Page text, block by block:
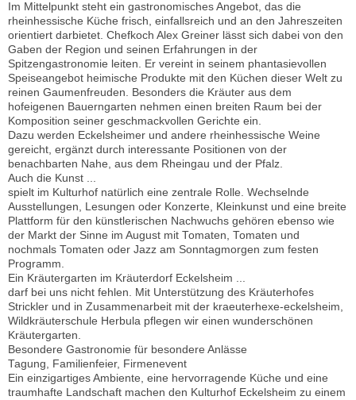
Im Mittelpunkt steht ein gastronomisches Angebot, das die
rheinhessische Küche frisch, einfallsreich und an den Jahreszeiten
orientiert darbietet. Chefkoch Alex Greiner lässt sich dabei von den
Gaben der Region und seinen Erfahrungen in der
Spitzengastronomie leiten. Er vereint in seinem phantasievollen
Speiseangebot heimische Produkte mit den Küchen dieser Welt zu
reinen Gaumenfreuden. Besonders die Kräuter aus dem
hofeigenen Bauerngarten nehmen einen breiten Raum bei der
Komposition seiner geschmackvollen Gerichte ein.
Dazu werden Eckelsheimer und andere rheinhessische Weine
gereicht, ergänzt durch interessante Positionen von der
benachbarten Nahe, aus dem Rheingau und der Pfalz.
Auch die Kunst ...
spielt im Kulturhof natürlich eine zentrale Rolle. Wechselnde
Ausstellungen, Lesungen oder Konzerte, Kleinkunst und eine breite
Plattform für den künstlerischen Nachwuchs gehören ebenso wie
der Markt der Sinne im August mit Tomaten, Tomaten und
nochmals Tomaten oder Jazz am Sonntagmorgen zum festen
Programm.
Ein Kräutergarten im Kräuterdorf Eckelsheim ...
darf bei uns nicht fehlen. Mit Unterstützung des Kräuterhofes
Strickler und in Zusammenarbeit mit der kraeuterhexe-eckelsheim,
Wildkräuterschule Herbula pflegen wir einen wunderschönen
Kräutergarten.
Besondere Gastronomie für besondere Anlässe
Tagung, Familienfeier, Firmenevent
Ein einzigartiges Ambiente, eine hervorragende Küche und eine
traumhafte Landschaft machen den Kulturhof Eckelsheim zu einem